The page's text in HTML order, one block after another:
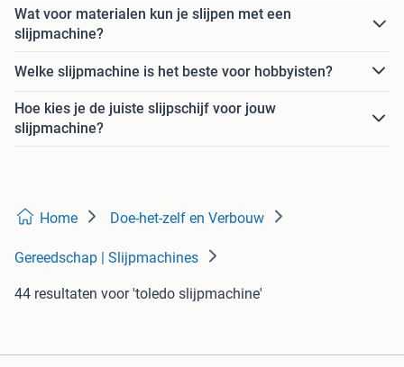
Wat voor materialen kun je slijpen met een
slijpmachine?
Welke slijpmachine is het beste voor hobbyisten?
Hoe kies je de juiste slijpschijf voor jouw
slijpmachine?
Home Doe-het-zelf en Verbouw
Gereedschap | Slijpmachines
44 resultaten voor 'toledo slijpmachine'